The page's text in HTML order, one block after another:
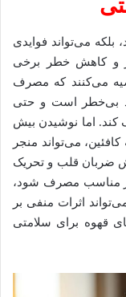
می‌تواند فوایدی
و کاهش خطر برخی
می‌کنند که مصرف
افراد بی‌خطر است و حتی
اما نوشیدن بیش
کافئین، می‌تواند منجر
ضربان قلب و تحریک
مناسب مصرف شود،
اثرات منفی بر
قهوه برای سلامتی